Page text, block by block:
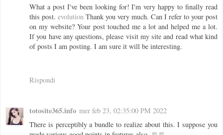
What a post I've been looking for! I'm very happy to finally read
this post. evolution Thank you very much. Can I refer to your post
on my website? Your post touched me a lot and helped me a lot.
If you have any questions, please visit my site and read what kind
of posts I am posting. I am sure it will be interesting.
Rispondi
totosite365.info mer feb 23, 02:35:00 PM 2022
There is perceptibly a bundle to realize about this. I suppose you